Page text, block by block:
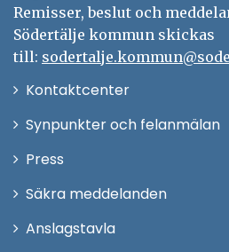
Remisser, beslut och
Södertälje kommun skickas
till:
KontaktcenterÖppna
Synpunkter och felanmälan
Press
fönster
Säkra meddelanden
Anslagstavla